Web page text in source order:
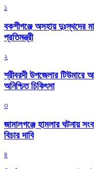
১
বকশীগঞ্জে অসহায় দুঃস্থদের
প্রতিমন্ত্রী
২
শ্রীবরদী উপজেলার টিউমারে
অনিশ্চিত চিকিৎসা
৩
জামালগঞ্জে হামলার ঘটনায়
বিচার দাবি
৪